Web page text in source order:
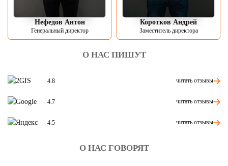
Нефедов Антон
Генеральный директор
Коротков Андрей
Заместитель директора
О НАС ПИШУТ
4.8 читать отзывы
4.7 читать отзывы
4.5 читать отзывы
О НАС ГОВОРЯТ